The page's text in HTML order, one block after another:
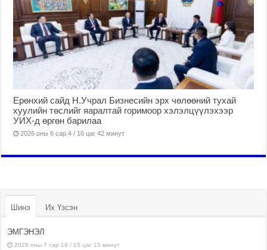
Ерөнхий сайд Н.Учрал Бизнесийн эрх чөлөөний тухай
хуулийн төслийг яаралтай горимоор хэлэлцүүлэхээр
УИХ-д өргөн барилаа
2026 оны 6 сар 4 / 16 цаг 42 минут
Шинэ Их Үзсэн
ЭМГЭНЭЛ
2026 оны 7 сар 19 / 15 цаг 15 минут